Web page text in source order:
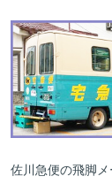
佐川急便の飛脚